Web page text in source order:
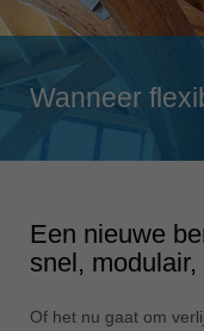
Wanneer
Een nieuwe
snel,
Of het nu gaat om